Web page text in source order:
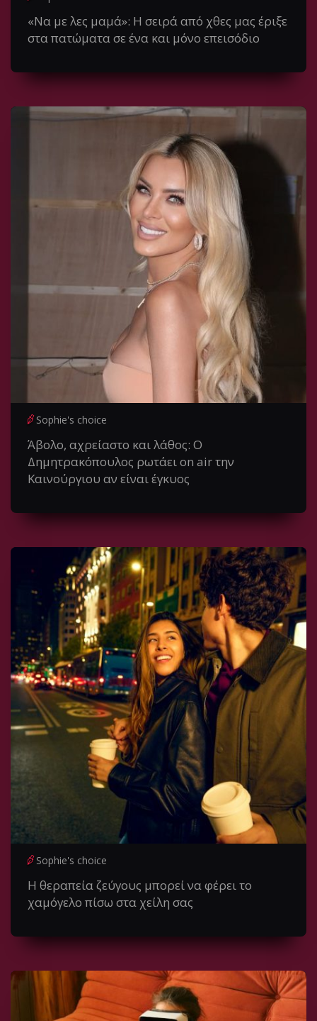
«Να με λες μαμά»: Η σειρά από χθες μας έριξε
στα πατώματα σε ένα και μόνο επεισόδιο
Sophie's choice
Άβολο, αχρείαστο και λάθος: Ο
Δημητρακόπουλος ρωτάει on air την
Καινούργιου αν είναι έγκυος
Sophie's choice
Η θεραπεία ζεύγους μπορεί να φέρει το
χαμόγελο πίσω στα χείλη σας